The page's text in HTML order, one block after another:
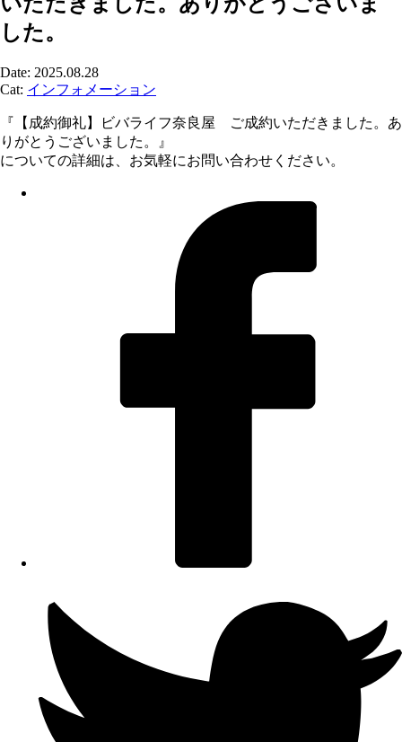
した。
Date: 2025.08.28
Cat: インフォメーション
『【成約御礼】ビバライフ奈良屋 ご成約いただきました。あ
りがとうございました。』
についての詳細は、お気軽にお問い合わせください。